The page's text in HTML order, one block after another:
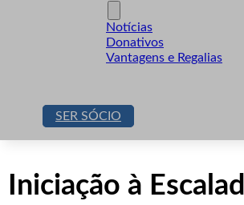
Notícias
Donativos
Vantagens e Regalias
SER SÓCIO
Iniciação à